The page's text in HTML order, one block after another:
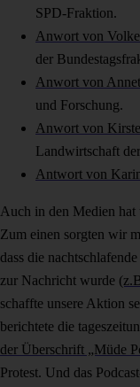
SPD-Fraktion.
Anwort von
der
Anwort von
und Forschung.
Anwort von
Landwirtschaft
Antwort von
Auch in den Medien hat
Zum einen sorgten wir
dass die
zur Nachricht wurde
schaffte unsere Aktion
berichtete die
der Überschrift „Müde
Protest. Und das